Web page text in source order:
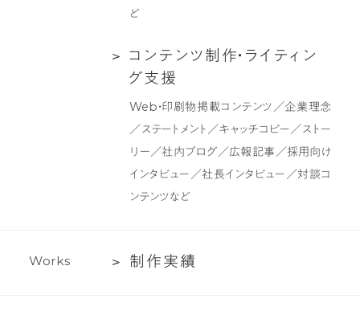
ク
ど
コ
作・
テ
コ ン テ ン ツ制 作・ ラ イ ティ ン
グ支援
Web・印刷物掲載コンテンツ／企業理念
／ステートメント／キャッチコピー／ストー
リー／社内ブログ／広報記事／採用向け
インタビュー／社長インタビュー／対談コ
ンテンツなど
Works
制 制 作実績